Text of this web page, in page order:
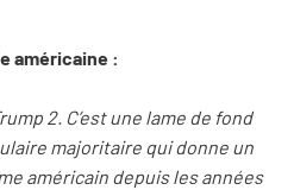
américaine :
2. C’est une lame de fond
majoritaire qui donne un
américain depuis les années